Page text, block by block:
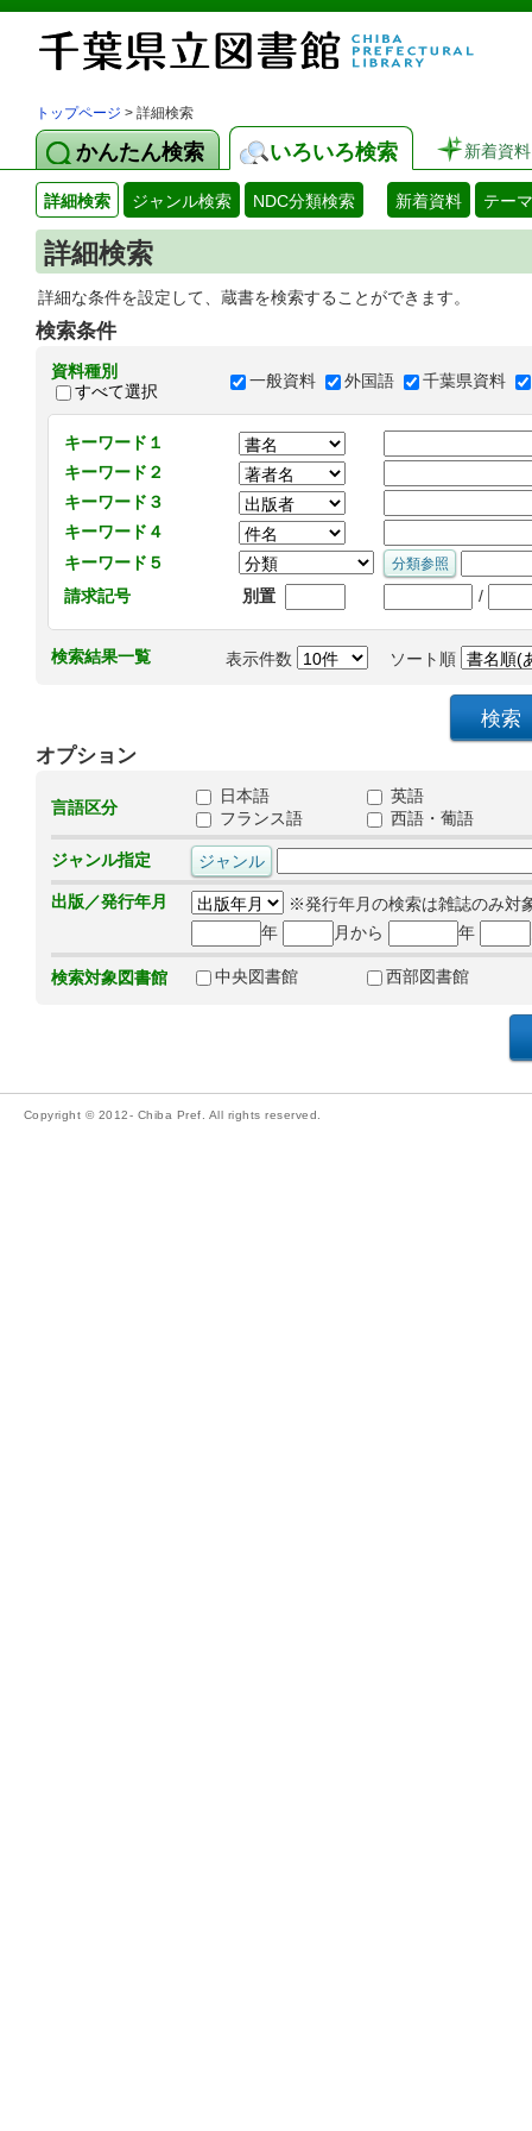
トップページ > 詳細検索
かんたん検索 いろいろ検索 新着資料
詳細検索 ジャンル検索 NDC分類検索 新着資料 テー
詳細検索
詳細な条件を設定して、蔵書を検索することができます。
検索条件
資料種別
すべて選択
一般資料 外国語 千葉県資料
キーワード１
キーワード２
キーワード３
キーワード４
キーワード５
請求記号
別置 /
検索結果一覧 表示件数 ソート順
オプション
言語区分
日本語
英語
フランス語
西語・葡語
ジャンル指定
出版／発行年月
※発行年月の検索は雑誌のみ対
年
月から 年
検索対象図書館 中央図書館 西部図書館
Copyright © 2012- Chiba Pref. All rights reserved.